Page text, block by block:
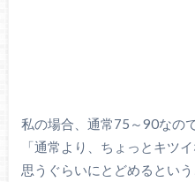
私の場合、通常75～90なので
「通常より、ちょっとキツ
思うぐらいにとどめるという